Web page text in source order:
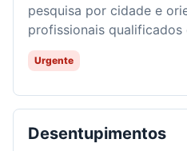
pesquisa por cidade e
profissionais qualificados
Urgente
Desentupimentos